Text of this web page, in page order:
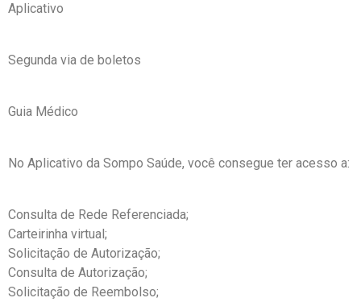
Aplicativo
Segunda via de boletos
Guia Médico
No Aplicativo da Sompo Saúde, você consegue ter acesso a:
Consulta de Rede Referenciada;
Carteirinha virtual;
Solicitação de Autorização;
Consulta de Autorização;
Solicitação de Reembolso;